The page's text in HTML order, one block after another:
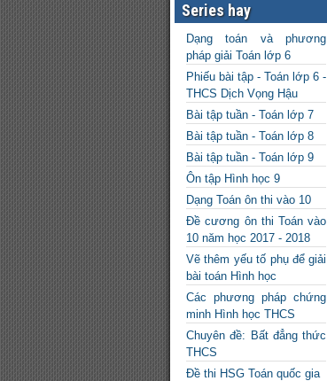
Series hay
Dạng toán và phương
pháp giải Toán lớp 6
Phiếu bài tập - Toán lớp 6 -
THCS Dịch Vọng Hậu
Bài tập tuần - Toán lớp 7
Bài tập tuần - Toán lớp 8
Bài tập tuần - Toán lớp 9
Ôn tập Hình học 9
Dạng Toán ôn thi vào 10
Đề cương ôn thi Toán vào
10 năm học 2017 - 2018
Vẽ thêm yếu tố phụ để giải
bài toán Hình học
Các phương pháp chứng
minh Hình học THCS
Chuyên đề: Bất đẳng thức
THCS
Đề thi HSG Toán quốc gia